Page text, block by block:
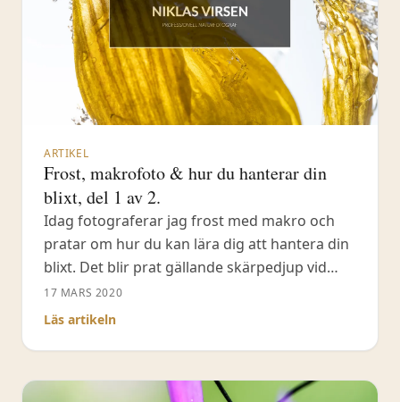
ARTIKEL
Frost, makrofoto & hur du hanterar din
blixt, del 1 av 2.
Idag fotograferar jag frost med makro och
pratar om hur du kan lära dig att hantera din
blixt. Det blir prat gällande skärpedjup vid
makrofotografering och vad du skall tänka
på. När det kommer till blixten visar jag upp
17 MARS 2020
Läs artikeln